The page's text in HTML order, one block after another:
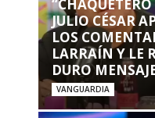
JULIO CÉSAR
LOS
LARRAÍN Y LE
DURO
VANGUARDIA